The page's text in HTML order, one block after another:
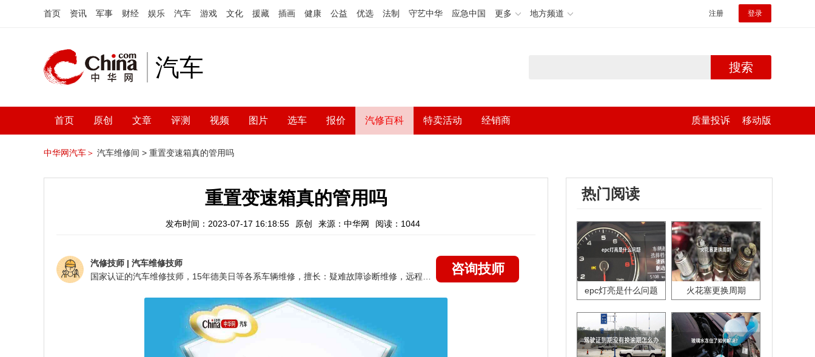
首页 资讯 军事 财经 娱乐 汽车 游戏 文化 援藏 插画 健康 公益 优选 法制 守艺中华 应急中国 更多 地方频道 注册 登录
汽车 搜索
首页 原创 文章 评测 视频 图片 选车 报价 汽修百科 特卖活动 经销商 质量投诉 移动版
中华网汽车＞ 汽车维修间 > 重置变速箱真的管用吗
重置变速箱真的管用吗
发布时间：2023-07-17 16:18:55 原创 来源：中华网 阅读：1044
汽修技师 | 汽车维修技师
咨询技师
热门阅读
epc灯亮是什么问题 火花塞更换周期